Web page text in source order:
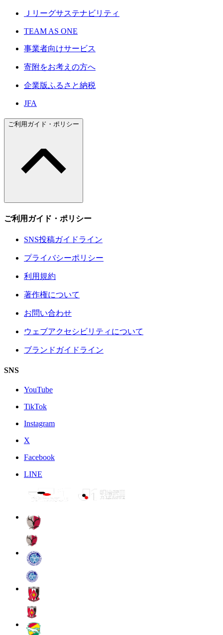
Ｊリーグサステナビリティ
TEAM AS ONE
事業者向けサービス
寄附をお考えの方へ
企業版ふるさと納税
JFA
ご利用ガイド・ポリシー
ご利用ガイド・ポリシー
SNS投稿ガイドライン
プライバシーポリシー
利用規約
著作権について
お問い合わせ
ウェブアクセシビリティについて
ブランドガイドライン
SNS
YouTube
TikTok
Instagram
X
Facebook
LINE